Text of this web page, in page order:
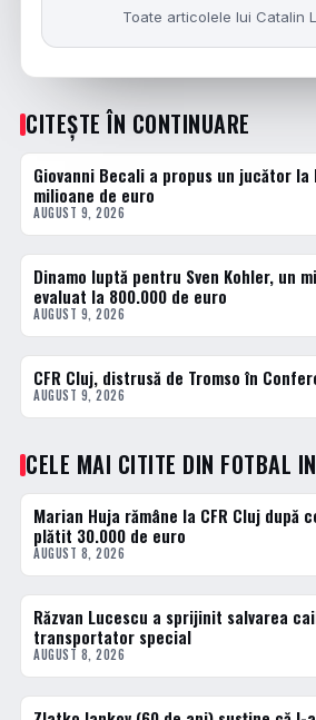
Toate articolele lui Catalin
CITEȘTE ÎN CONTINUARE
FOTBAL EXTERN
Giovanni Becali a propus un jucător
milioane de euro
AUGUST 9, 2026
FOTBAL INTERN
Dinamo luptă pentru Sven Kohler, un
evaluat la 800.000 de euro
AUGUST 9, 2026
FOTBAL EXTERN
CFR Cluj, distrusă de Tromso în
AUGUST 9, 2026
CELE MAI CITITE DIN FOTBAL
1 · TOP
Marian Huja rămâne la CFR Cluj după
plătit 30.000 de euro
AUGUST 8, 2026
2 · TOP
Răzvan Lucescu a sprijinit salvarea
transportator special
AUGUST 8, 2026
3 · TOP